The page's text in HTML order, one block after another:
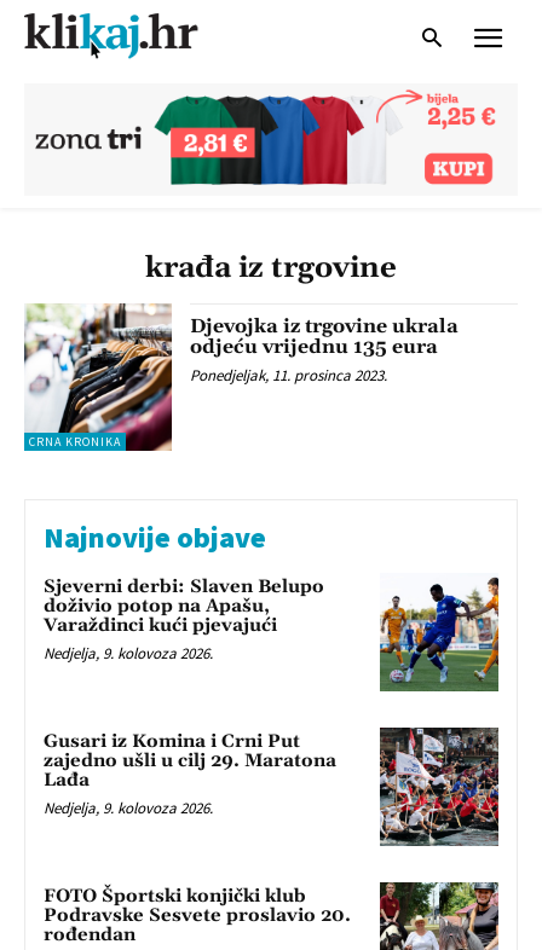
krađa iz trgovine
CRNA KRONIKA
Djevojka iz trgovine ukrala
odjeću vrijednu 135 eura
Ponedjeljak, 11. prosinca 2023.
Najnovije objave
Sjeverni derbi: Slaven Belupo
doživio potop na Apašu,
Varaždinci kući pjevajući
Nedjelja, 9. kolovoza 2026.
Gusari iz Komina i Crni Put
zajedno ušli u cilj 29. Maratona
Lađa
Nedjelja, 9. kolovoza 2026.
FOTO Športski konjički klub
Podravske Sesvete proslavio 20.
rođendan